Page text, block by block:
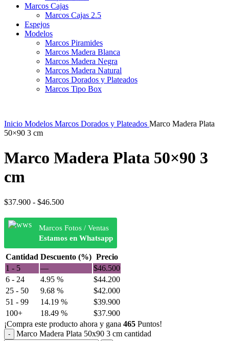
Marcos Cajas
Marcos Cajas 2.5
Espejos
Modelos
Marcos Piramides
Marcos Madera Blanca
Marcos Madera Negra
Marcos Madera Natural
Marcos Dorados y Plateados
Marcos Tipo Box
Inicio Modelos Marcos Dorados y Plateados Marco Madera Plata
50×90 3 cm
Marco Madera Plata 50×90 3
cm
$37.900 - $46.500
Marcos Fotos / Ventas
Estamos en Whatsapp
Cantidad Descuento (%) Precio
1 - 5
— $46.500
6 - 24
4.95 % $44.200
25 - 50
9.68 % $42.000
51 - 99
14.19 % $39.900
100+
18.49 % $37.900
¡Compra este producto ahora y gana 465 Puntos!
Marco Madera Plata 50x90 3 cm cantidad